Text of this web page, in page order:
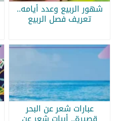
شهور الربيع وعدد أيامه..
تعريف فصل الربيع
عبارات شعر عن البحر